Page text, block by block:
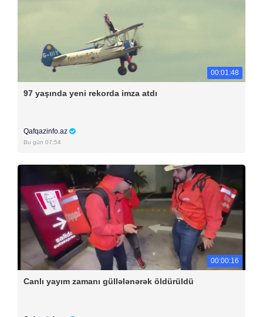
00:01:48
97 yaşında yeni rekorda imza atdı
Qafqazinfo.az
Bu gün 07:54
00:00:16
Canlı yayım zamanı güllələnərək öldürüldü